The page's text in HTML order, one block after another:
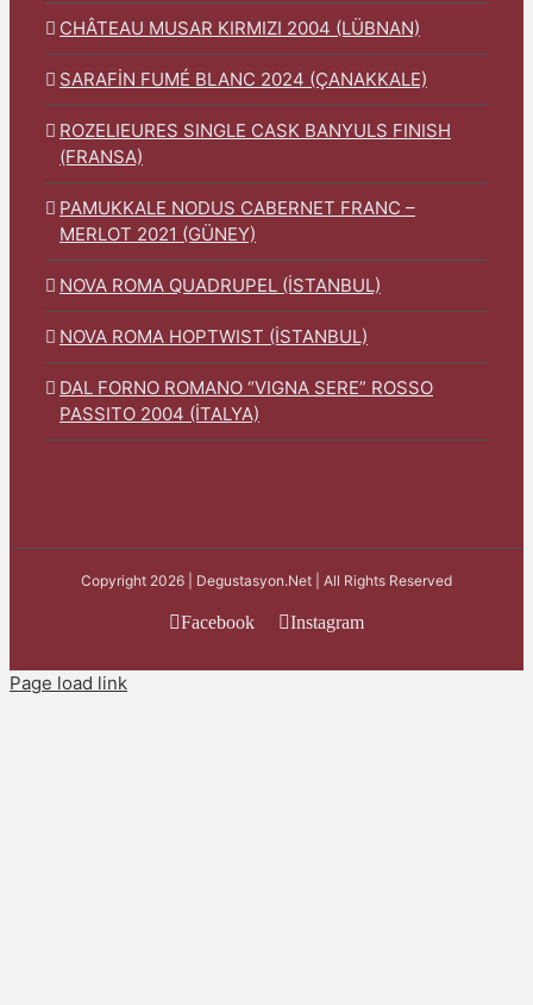
CHÂTEAU MUSAR KIRMIZI 2004 (LÜBNAN)
SARAFİN FUMÉ BLANC 2024 (ÇANAKKALE)
ROZELIEURES SINGLE CASK BANYULS FINISH
(FRANSA)
PAMUKKALE NODUS CABERNET FRANC –
MERLOT 2021 (GÜNEY)
NOVA ROMA QUADRUPEL (İSTANBUL)
NOVA ROMA HOPTWIST (İSTANBUL)
DAL FORNO ROMANO “VIGNA SERE” ROSSO
PASSITO 2004 (İTALYA)
Copyright 2026 | Degustasyon.Net | All Rights Reserved
Facebook Instagram
Page load link